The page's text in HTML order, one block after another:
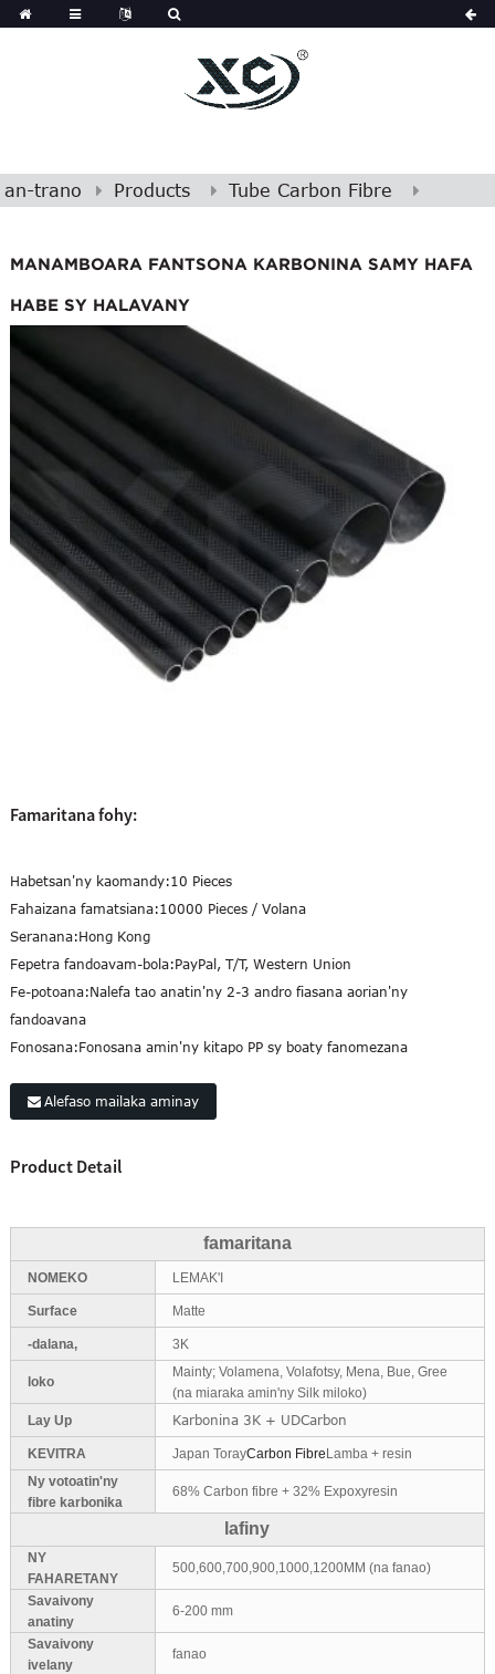
an-trano Products Tube Carbon Fibre
MANAMBOARA FANTSONA KARBONINA SAMY HAFA
HABE SY HALAVANY
Famaritana fohy:
Habetsan'ny kaomandy:10 Pieces
Fahaizana famatsiana:10000 Pieces / Volana
Seranana:Hong Kong
Fepetra fandoavam-bola:PayPal, T/T, Western Union
Fe-potoana:Nalefa tao anatin'ny 2-3 andro fiasana aorian'ny
fandoavana
Fonosana:Fonosana amin'ny kitapo PP sy boaty fanomezana
Alefaso mailaka aminay
Product Detail
famaritana
NOMEKO LEMAK'I
Surface Matte
-dalana, 3K
loko
Mainty; Volamena, Volafotsy, Mena, Bue, Gree
(na miaraka amin'ny Silk miloko)
Lay Up
Karbonina 3K + UDCarbon
KEVITRA Japan TorayCarbon FibreLamba + resin
Ny votoatin'ny
fibre karbonika
68% Carbon fibre + 32% Expoxyresin
lafiny
NY
FAHARETANY
500,600,700,900,1000,1200MM (na fanao)
Savaivony
anatiny
6-200 mm
Savaivony
ivelany
fanao